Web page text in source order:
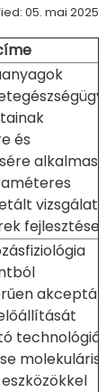
05. mai 2025
és
alkalmas
vizsgálati
fejlesztése
akceptált
molekuláris